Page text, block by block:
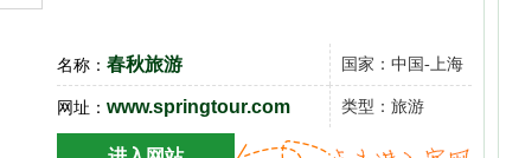
名称： 春秋旅游 国家：中国-上海
网址： www.springtour.com 类型：旅游